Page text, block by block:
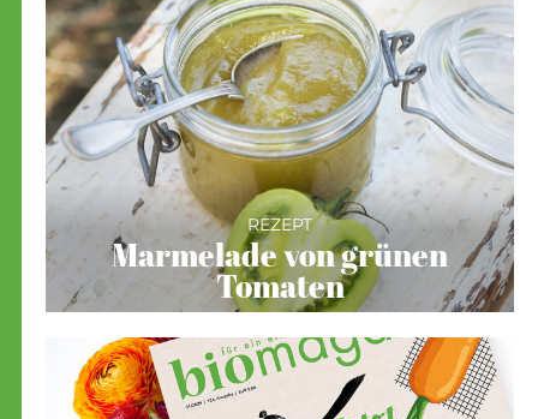
REZEPT
Marmelade von grünen
Tomaten